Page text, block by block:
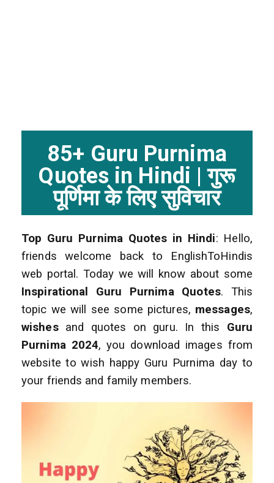
85+ Guru Purnima
Quotes in Hindi | गुरू
पूर्णिमा के लिए सुविचार
Top Guru Purnima Quotes in Hindi: Hello,
friends welcome back to EnglishToHindis
web portal. Today we will know about some
Inspirational Guru Purnima Quotes. This
topic we will see some pictures, messages,
wishesand quotes on guru. In this Guru
Purnima 2024, you download images from
website to wish happy Guru Purnima day to
your friends and family members.